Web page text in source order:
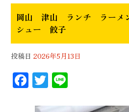
岡山 津山 ランチ ラーメ
シュー 餃子
投稿日 2026年5月13日
F
ac
T
wi